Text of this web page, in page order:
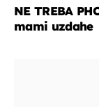
NE TREBA
mami uzdahe